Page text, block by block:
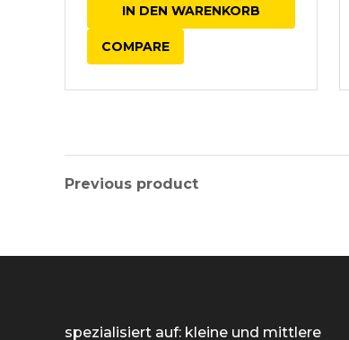
IN DEN WARENKORB
COMPARE
Previous product
spezialisiert auf: kleine und mittlere